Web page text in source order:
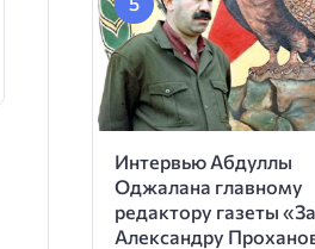
Интервью Абдуллы
Оджалана главному
редактору газеты
Александру